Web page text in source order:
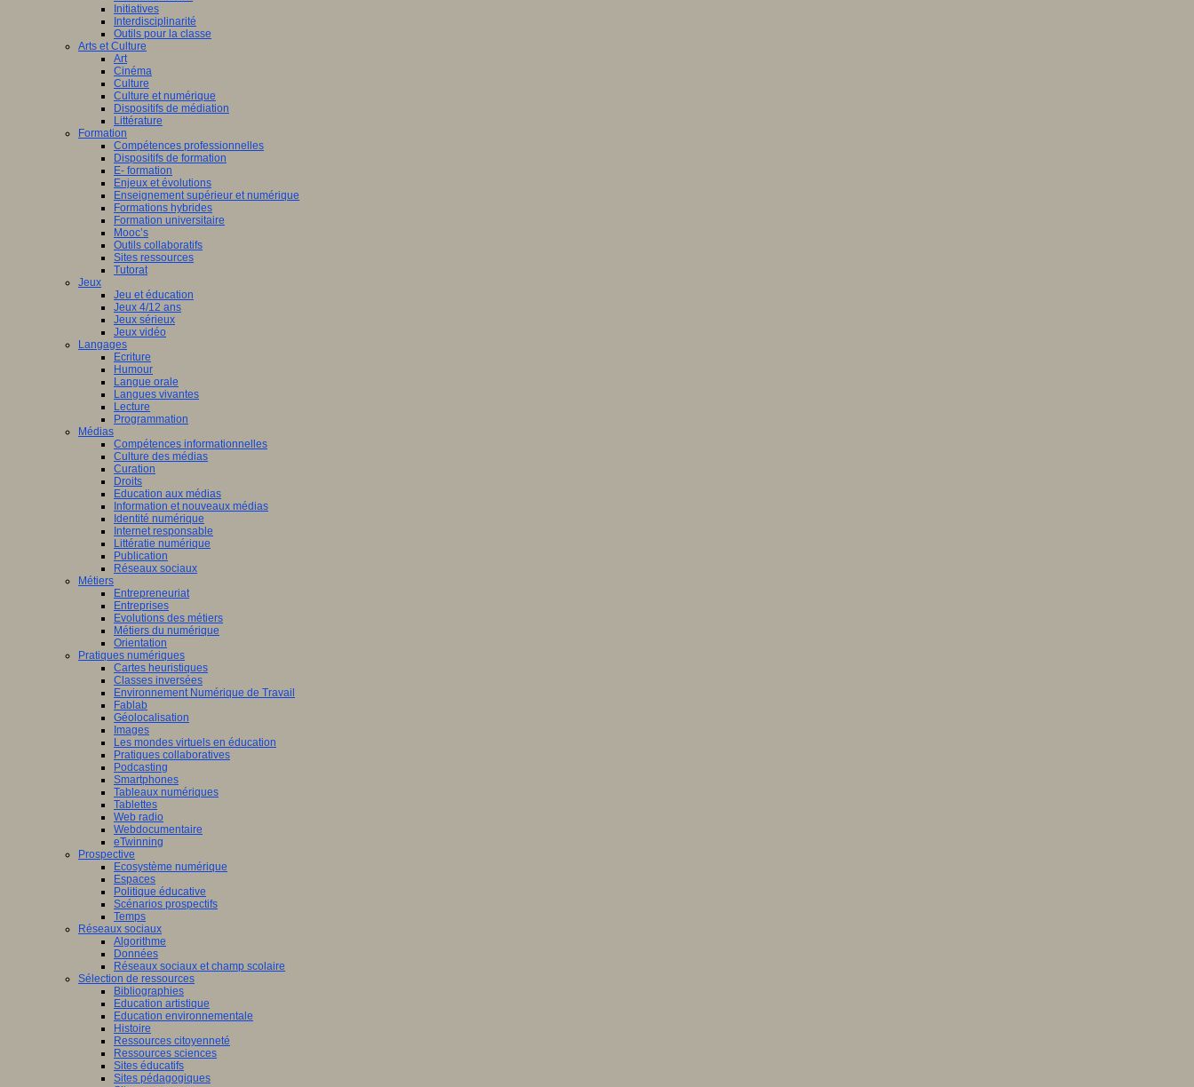
Initiatives
Interdisciplinarité
Outils pour la classe
Arts et Culture
Art
Cinéma
Culture
Culture et numérique
Dispositifs de médiation
Littérature
Formation
Compétences professionnelles
Dispositifs de formation
E- formation
Enjeux et évolutions
Enseignement supérieur et numérique
Formations hybrides
Formation universitaire
Mooc’s
Outils collaboratifs
Sites ressources
Tutorat
Jeux
Jeu et éducation
Jeux 4/12 ans
Jeux sérieux
Jeux vidéo
Langages
Ecriture
Humour
Langue orale
Langues vivantes
Lecture
Programmation
Médias
Compétences informationnelles
Culture des médias
Curation
Droits
Education aux médias
Information et nouveaux médias
Identité numérique
Internet responsable
Littératie numérique
Publication
Réseaux sociaux
Métiers
Entrepreneuriat
Entreprises
Evolutions des métiers
Métiers du numérique
Orientation
Pratiques numériques
Cartes heuristiques
Classes inversées
Environnement Numérique de Travail
Fablab
Géolocalisation
Images
Les mondes virtuels en éducation
Pratiques collaboratives
Podcasting
Smartphones
Tableaux numériques
Tablettes
Web radio
Webdocumentaire
eTwinning
Prospective
Ecosystème numérique
Espaces
Politique éducative
Scénarios prospectifs
Temps
Réseaux sociaux
Algorithme
Données
Réseaux sociaux et champ scolaire
Sélection de ressources
Bibliographies
Education artistique
Education environnementale
Histoire
Ressources citoyenneté
Ressources sciences
Sites éducatifs
Sites pédagogiques